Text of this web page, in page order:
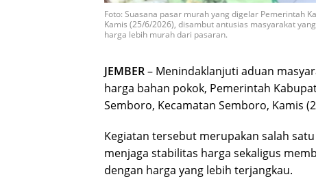
Foto: Suasana pasar murah yang digelar Pemerintah
Kamis (25/6/2026), disambut antusias masyarakat
harga lebih murah dari pasaran.
JEMBER– Menindaklanjuti aduan
harga bahan pokok, Pemerintah
Semboro, Kecamatan Semboro, Kamis
Kegiatan tersebut merupakan salah
menjaga stabilitas harga sekaligus
dengan harga yang lebih terjangkau.